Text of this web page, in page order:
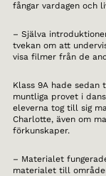
fångar vardagen och
– Själva
tvekan om att
visa filmer från de
Klass 9A hade
muntliga provet i
eleverna tog till sig
Charlotte, även om
förkunskaper.
– Materialet
materialet till